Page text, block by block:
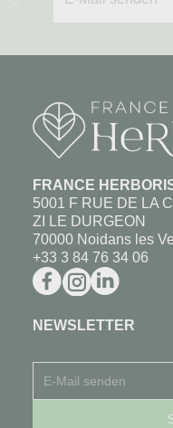
FRANCE
5001 F RUE DE LA
ZI LE DURGEON
70000 Noidans les
+33 3 84 76 34 06
NEWSLETTER